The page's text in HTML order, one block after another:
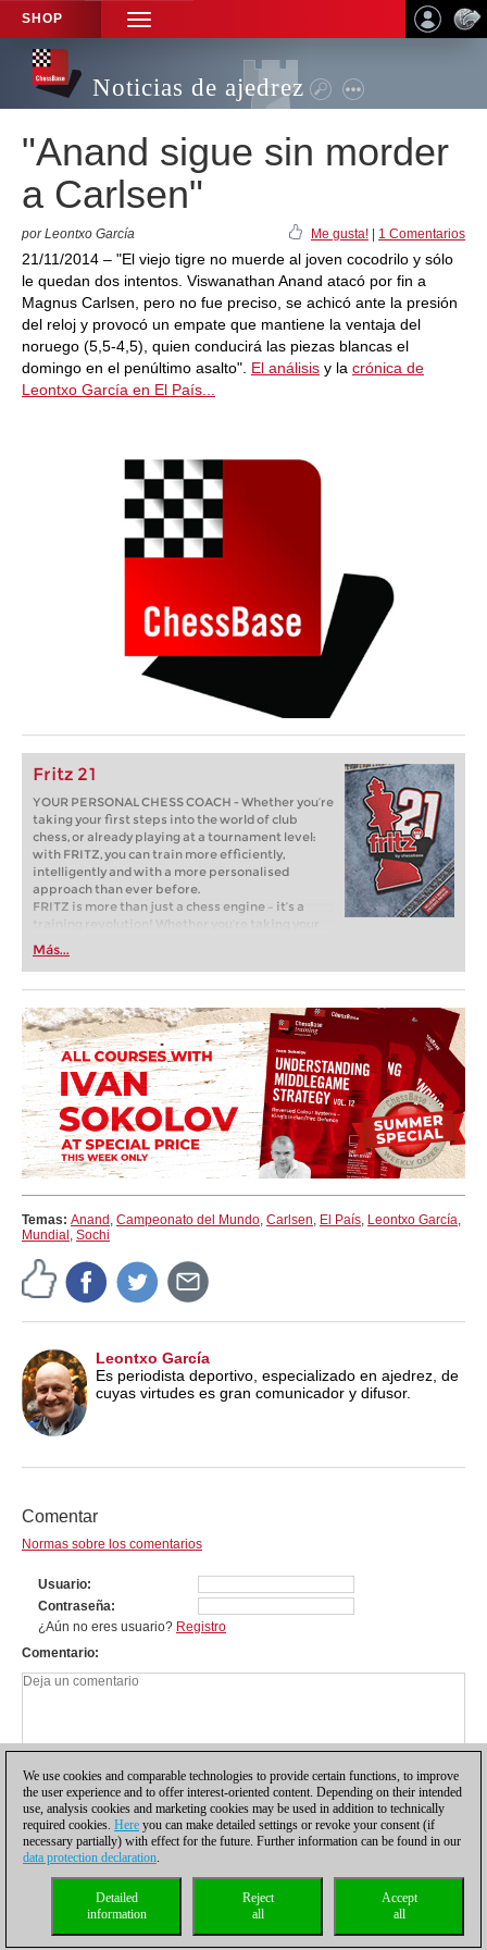
SHOP
TOGGLE
NAVIGATION
Noticias de ajedrez
"Anand sigue sin morder
a Carlsen"
por Leontxo García Me gusta! 1 Comentarios
21/11/2014 – "El viejo tigre no muerde al joven cocodrilo y sólo
le quedan dos intentos. Viswanathan Anand atacó por fin a
Magnus Carlsen, pero no fue preciso, se achicó ante la presión
del reloj y provocó un empate que mantiene la ventaja del
noruego (5,5-4,5), quien conducirá las piezas blancas el
domingo en el penúltimo asalto". El análisis y la crónica de
Leontxo García en El País...
Fritz 21
YOUR PERSONAL CHESS COACH - Whether you’re
taking your first steps into the world of club
chess, or already playing at a tournament level:
with FRITZ, you can train more efficiently,
intelligently and with a more personalised
approach than ever before.
FRITZ is more than just a chess engine – it’s a
training revolution! Whether you’re taking your
first steps into the world of club chess, or already
playing at a tournament level: with FRITZ, you can
train more efficiently, intelligently and with a
more personalised approach than ever before.
Más...
Temas: Anand , Campeonato del Mundo, Carlsen, El País, Leontxo García,
Mundial , Sochi
Leontxo García
Es periodista deportivo, especializado en ajedrez, de
cuyas virtudes es gran comunicador y difusor.
Comentar
Normas sobre los comentarios
Usuario
Contraseña
¿Aún no eres usuario? Registro
Comentario
Política de privacidad |Para contactar Cookies Management
Licencias
Compliance Hotline
coldest news
We use cookies and comparable technologies to provide certain functions, to improve
the user experience and to offer interest-oriented content. Depending on their intended
use, analysis cookies and marketing cookies may be used in addition to technically
required cookies. Here you can make detailed settings or revoke your consent (if
necessary partially) with effect for the future. Further information can be found in our
data protection declaration.
Accept
all
Reject
all
Detailed
information